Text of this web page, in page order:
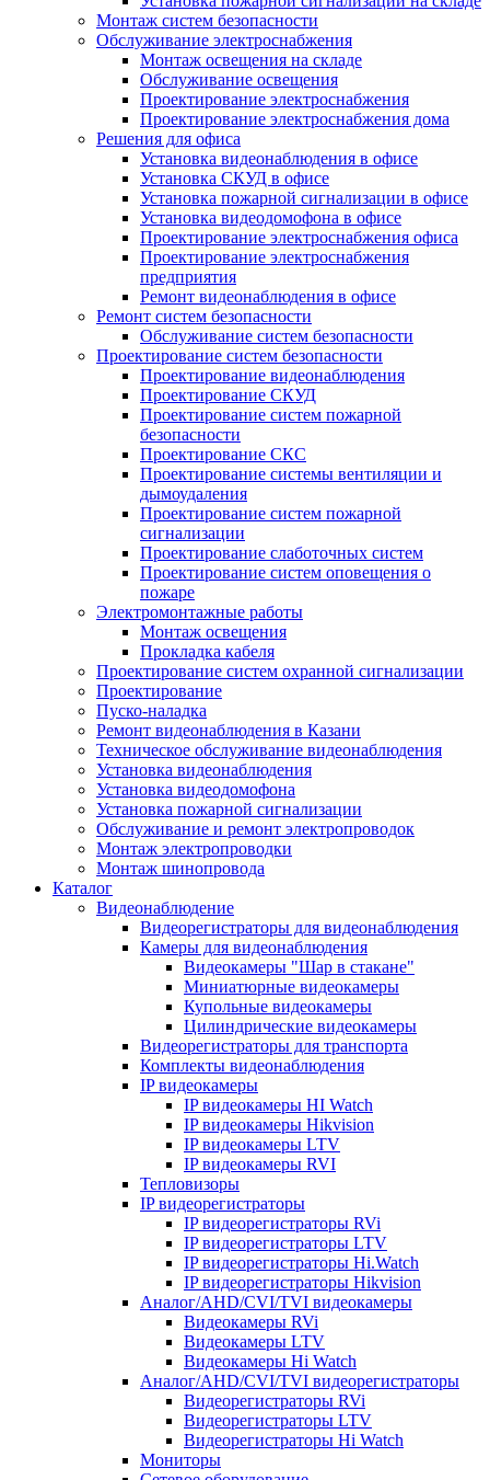
Монтаж систем безопасности
Обслуживание электроснабжения
Монтаж освещения на складе
Обслуживание освещения
Проектирование электроснабжения
Проектирование электроснабжения дома
Решения для офиса
Установка видеонаблюдения в офисе
Установка СКУД в офисе
Установка пожарной сигнализации в офисе
Установка видеодомофона в офисе
Проектирование электроснабжения офиса
Проектирование электроснабжения
предприятия
Ремонт видеонаблюдения в офисе
Ремонт систем безопасности
Обслуживание систем безопасности
Проектирование систем безопасности
Проектирование видеонаблюдения
Проектирование СКУД
Проектирование систем пожарной
безопасности
Проектирование СКС
Проектирование системы вентиляции и
дымоудаления
Проектирование систем пожарной
сигнализации
Проектирование слаботочных систем
Проектирование систем оповещения о
пожаре
Электромонтажные работы
Монтаж освещения
Прокладка кабеля
Проектирование систем охранной сигнализации
Проектирование
Пуско-наладка
Ремонт видеонаблюдения в Казани
Техническое обслуживание видеонаблюдения
Установка видеонаблюдения
Установка видеодомофона
Установка пожарной сигнализации
Обслуживание и ремонт электропроводок
Монтаж электропроводки
Монтаж шинопровода
Каталог
Видеонаблюдение
Видеорегистраторы для видеонаблюдения
Камеры для видеонаблюдения
Видеокамеры "Шар в стакане"
Миниатюрные видеокамеры
Купольные видеокамеры
Цилиндрические видеокамеры
Видеорегистраторы для транспорта
Комплекты видеонаблюдения
IP видеокамеры
IP видеокамеры HI Watch
IP видеокамеры Hikvision
IP видеокамеры LTV
IP видеокамеры RVI
Тепловизоры
IP видеорегистраторы
IP видеорегистраторы RVi
IP видеорегистраторы LTV
IP видеорегистраторы Hi.Watch
IP видеорегистраторы Hikvision
Аналог/AHD/CVI/TVI видеокамеры
Видеокамеры RVi
Видеокамеры LTV
Видеокамеры Hi Watch
Аналог/AHD/CVI/TVI видеорегистраторы
Видеорегистраторы RVi
Видеорегистраторы LTV
Видеорегистраторы Hi Watch
Мониторы